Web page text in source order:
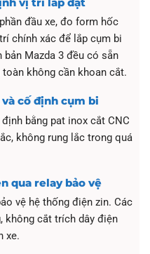
đầu xe, đo form hốc
chính xác để lắp cụm bi
bản Mazda 3 đều có sẵn
không cần khoan cắt.
cố định cụm bi
bằng pat inox cắt CNC
không rung lắc trong quá
qua relay bảo vệ
vệ hệ thống điện zin. Các
không cắt trích dây điện
xe.